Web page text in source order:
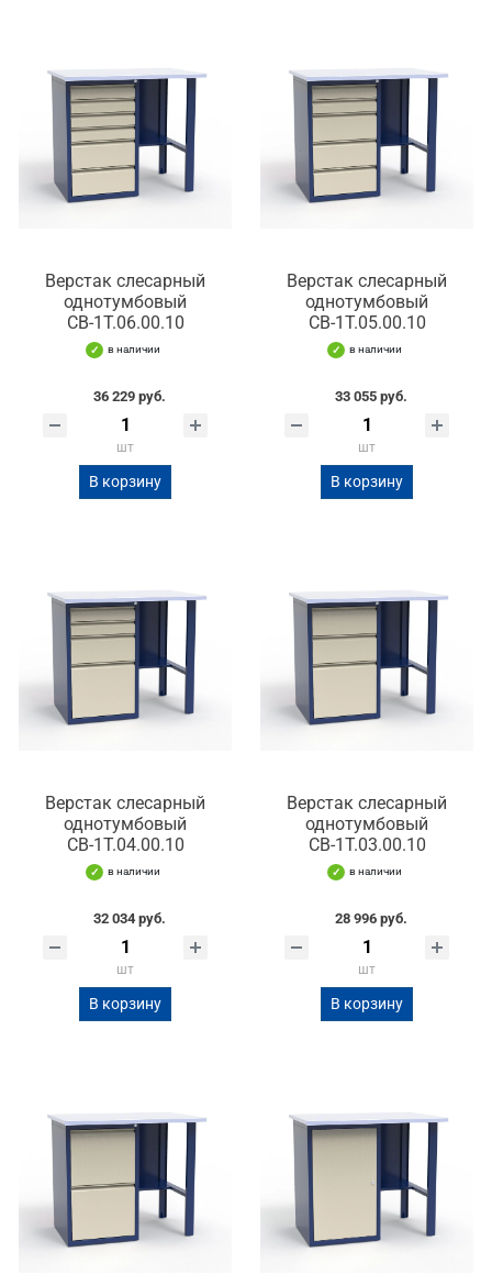
Верстак слесарный
однотумбовый
СВ-1Т.06.00.10
в наличии
36 229 руб.
шт
В корзину
Верстак слесарный
однотумбовый
СВ-1Т.05.00.10
в наличии
33 055 руб.
шт
В корзину
Верстак слесарный
однотумбовый
СВ-1Т.04.00.10
в наличии
32 034 руб.
шт
В корзину
Верстак слесарный
однотумбовый
СВ-1Т.03.00.10
в наличии
28 996 руб.
шт
В корзину